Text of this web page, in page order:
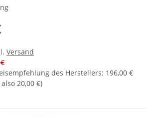
Versand
des Herstellers: 196,00 €
also 20,00 €)